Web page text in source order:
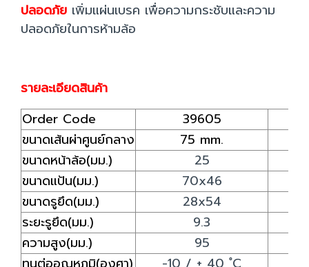
ปลอดภัย เพิ่มแผ่นเบรค เพื่อความกระชับและความ
ปลอดภัยในการห้ามล้อ
รายละเอียดสินค้า
Order Code
39605
ขนาดเส้นผ่าศูนย์กลาง
75 mm.
ขนาดหน้าล้อ(มม.)
25
ขนาดแป้น(มม.)
70x46
ขนาดรูยึด(มม.)
28x54
ระยะรูยึด(มม.)
9.3
ความสูง(มม.)
95